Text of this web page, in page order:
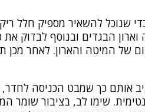
שנוכל להשאיר מספיק חלל
הבגדים ובנוסף לבדוק את
המיטה והארון. לאחר מכן
אותם כך שמבט הכניסה
שימו לב, בציבור שומר